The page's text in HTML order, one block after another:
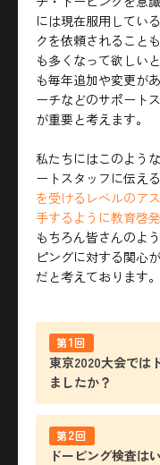
には現在服用してい
クを依頼されること
も多くなって欲しい
も毎年追加や変更が
ーチなどのサポート
が重要と考えます。
私たちにはこのよう
ートスタッフに伝え
を受けるレベルのア
手するように教育啓
もちろん皆さんのよ
ピングに対する関心
だと考えております。
第1回
東京2020大会では
ましたか？
第2回
ドーピング検査は